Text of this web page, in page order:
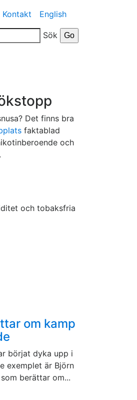
Kontakt English
Sök
Det finns bra
faktablad
och
och tobaksfria
om kamp
börjat dyka upp i
exemplet är Björn
berättar om...